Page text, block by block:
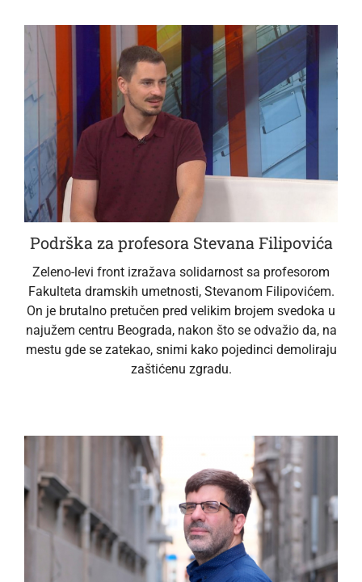
Podrška za profesora Stevana Filipovića
Zeleno-levi front izražava solidarnost sa profesorom
Fakulteta dramskih umetnosti, Stevanom Filipovićem.
On je brutalno pretučen pred velikim brojem svedoka u
najužem centru Beograda, nakon što se odvažio da, na
mestu gde se zatekao, snimi kako pojedinci demoliraju
zaštićenu zgradu.